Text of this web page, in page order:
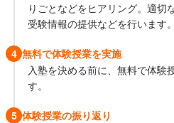
りごとなどをヒアリング。適切
受験情報の提供などを行います。
4 無料で体験授業を実施
入塾を決める前に、無料で体験
す。
5 体験授業の振り返り